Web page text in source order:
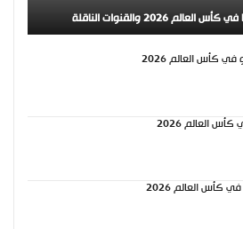
والقنوات الناقلة
موعد مباراة البرتغال والكونغو في كأس العالم 2026
موعد مباراة النمسا والأردن في كأس العالم 2026
موعد مباراة الأرجنتين والجزائر في كأس العالم 2026